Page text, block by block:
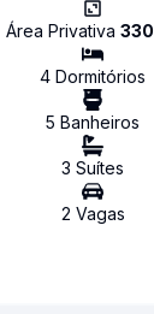
Área Privativa 330
4 Dormitórios
5 Banheiros
3 Suítes
2 Vagas